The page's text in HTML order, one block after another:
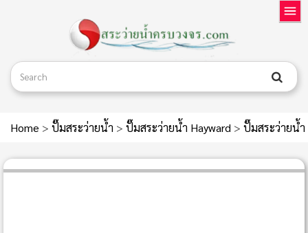
Home > ปั๊มสระว่ายน้ำ > ปั๊มสระว่ายน้ำ Hayward > ปั๊มสระว่ายน้ำ